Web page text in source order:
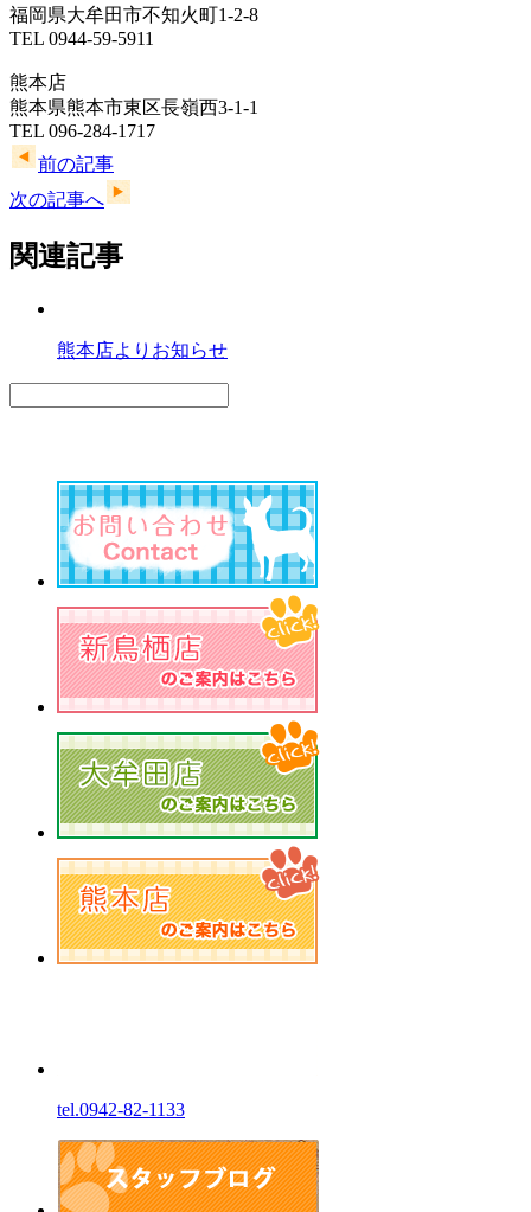
福岡県大牟田市不知火町1-2-8
TEL 0944-59-5911
熊本店
熊本県熊本市東区長嶺西3-1-1
TEL 096-284-1717
前の記事
次の記事へ
関連記事
熊本店よりお知らせ
tel.0942-82-1133